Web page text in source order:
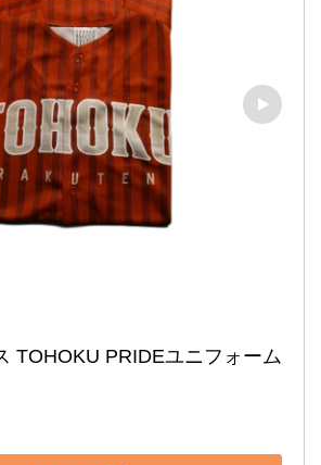
TOHOKU PRIDEユニフォーム